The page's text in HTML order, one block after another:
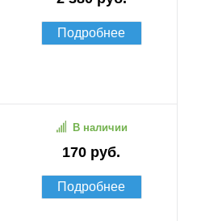
Подробнее
170 руб.
В наличии
Подробнее